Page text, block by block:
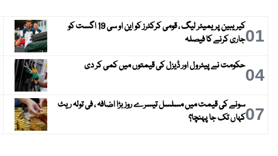
01
کیریبین پریمیئر لیگ ، قومی کرکٹرز کو این او سی 19 اگست کو
جاری کرنے کا فیصلہ
04حکومت نے پیٹرول اور ڈیزل کی قیمتوں میں کمی کر دی
07سونے کی قیمت میں مسلسل تیسرے روز بڑا اضافہ ، فی تولہ ریٹ
کہاں تک جا پہنچا؟